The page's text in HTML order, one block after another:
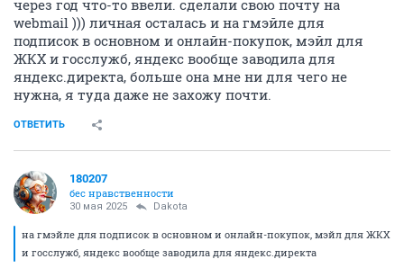
через год что-то ввели. сделали свою почту на
webmail ))) личная осталась и на гмэйле для
подписок в основном и онлайн-покупок, мэйл для
ЖКХ и госслужб, яндекс вообще заводила для
яндекс.директа, больше она мне ни для чего не
нужна, я туда даже не захожу почти.
ОТВЕТИТЬ
180207
бес нравственности
30 мая 2025 Dаkota
на гмэйле для подписок в основном и онлайн-покупок, мэйл для ЖКХ
и госслужб, яндекс вообще заводила для яндекс.директа